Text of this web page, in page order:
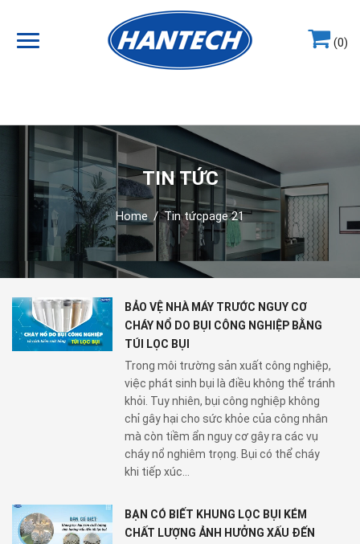
(0)
TIN TỨC
Home / Tin tứcpage 21
BẢO VỆ NHÀ MÁY TRƯỚC NGUY CƠ
CHÁY NỔ DO BỤI CÔNG NGHIỆP BẰNG
TÚI LỌC BỤI
Trong môi trường sản xuất công nghiệp,
việc phát sinh bụi là điều không thể tránh
khỏi. Tuy nhiên, bụi công nghiệp không
chỉ gây hại cho sức khỏe của công nhân
mà còn tiềm ẩn nguy cơ gây ra các vụ
cháy nổ nghiêm trọng. Bụi có thể cháy
khi tiếp xúc...
BẠN CÓ BIẾT KHUNG LỌC BỤI KÉM
CHẤT LƯỢNG ẢNH HƯỞNG XẤU ĐẾN